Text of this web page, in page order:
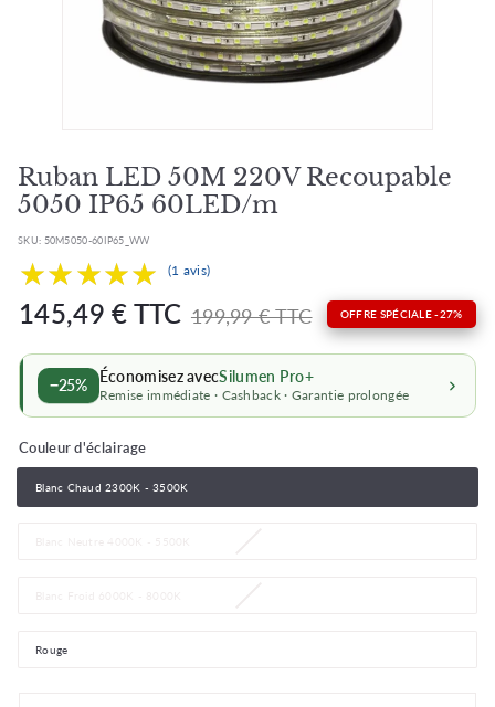
Ruban LED 50M 220V Recoupable
5050 IP65 60LED/m
SKU: 50M5050-60IP65_WW
★★★★★
★★★★★
(1 avis)
barré
145,49 € TTC145,49
€
régulier
199,99 € TTC199,99OFFRE SPÉCIALE -27%
−25% Économisez avecSilumen Pro+
Remise immédiate · Cashback · Garantie prolongée
Couleur d'éclairage
Blanc Chaud 2300K - 3500K
Rouge